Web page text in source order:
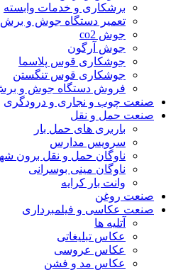
برشکاری و خدمات وابسته
تعمیر دستگاه جوش و برش
جوش co2
جوش آرگون
جوشکاری قوس پلاسما
جوشکاری قوس تنگستن
فروش دستگاه جوش و برش
صنعت چوب و نجاری و درودگری
صنعت حمل و نقل
باربری های حمل بار
سرویس مدارس
ناوگان حمل و نقل برون شهری
ناوگان مینی بوسرانی
وانت بار کرایه
صنعت روغن
صنعت عکاسی و فیلمبرداری
آتلیه ها
عکاس تبلیغاتی
عکاس عروسی
عکاس مد و فشن